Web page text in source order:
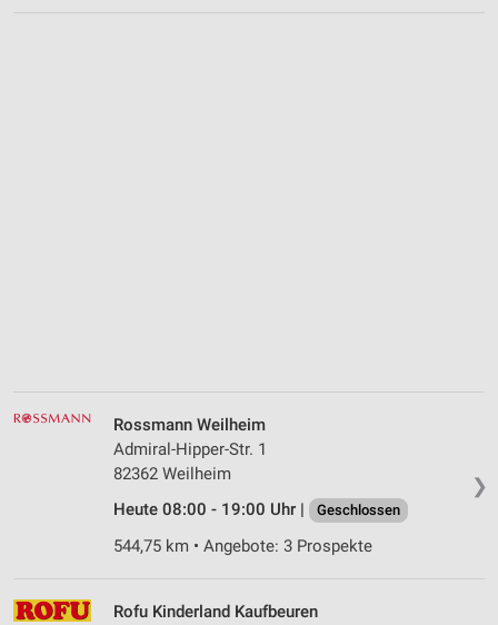
❯
Rossmann Weilheim
Admiral-Hipper-Str. 1
82362 Weilheim
Heute 08:00 - 19:00 Uhr |
Geschlossen
544,75 km • Angebote: 3 Prospekte
Rofu Kinderland Kaufbeuren